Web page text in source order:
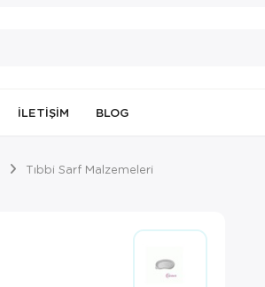
İLETIŞIM BLOG
Tıbbi Sarf Malzemeleri